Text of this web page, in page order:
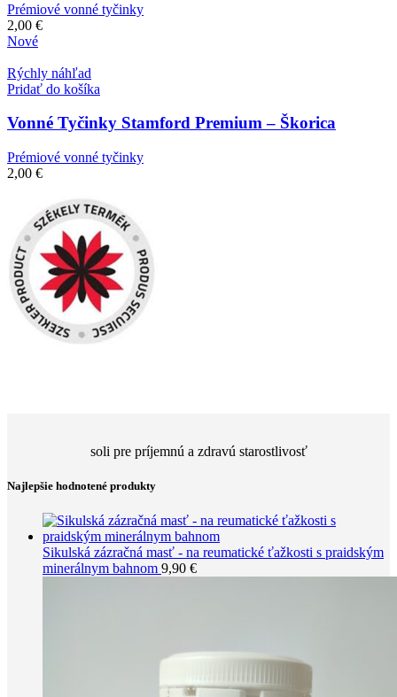
Prémiové vonné tyčinky
2,00 €
Nové
Rýchly náhľad
Pridať do košíka
Vonné Tyčinky Stamford Premium – Škorica
Prémiové vonné tyčinky
2,00 €
soli pre príjemnú a zdravú starostlivosť
Najlepšie hodnotené produkty
Sikulská zázračná masť - na reumatické ťažkosti s praidským
minerálnym bahnom 9,90 €